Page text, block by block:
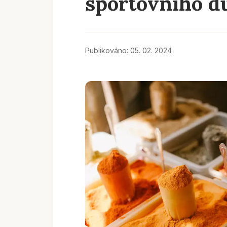
Publikováno: 05. 02. 2024